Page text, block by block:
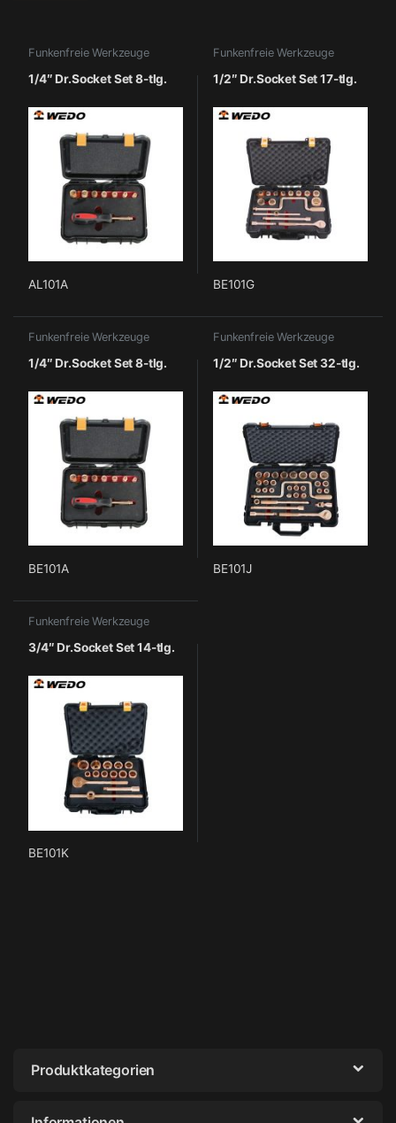
Funkenfreie Werkzeuge
1/4″ Dr.Socket Set 8-tlg.
AL101A
Funkenfreie Werkzeuge
1/2″ Dr.Socket Set 17-tlg.
BE101G
Funkenfreie Werkzeuge
1/4″ Dr.Socket Set 8-tlg.
BE101A
Funkenfreie Werkzeuge
1/2″ Dr.Socket Set 32-tlg.
BE101J
Funkenfreie Werkzeuge
3/4″ Dr.Socket Set 14-tlg.
BE101K
Produktkategorien